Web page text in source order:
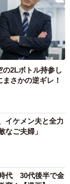
2Lボトル持参し
さかの逆ギレ！
イケメン夫と全力
なご夫婦」
代 30代後半で金